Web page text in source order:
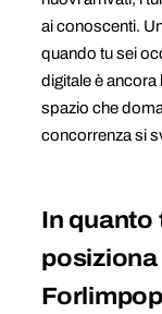
ai conoscenti.
quando tu sei
digitale è
spazio che
concorrenza si
In quanto
posiziona